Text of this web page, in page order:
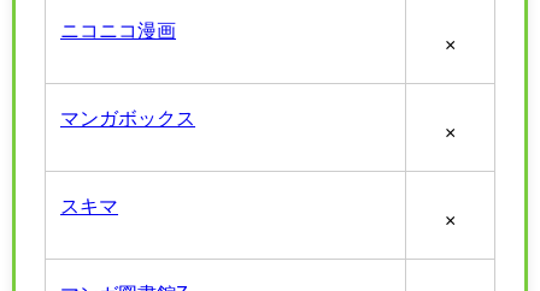
ニコニコ漫画
×
マンガボックス
×
スキマ
×